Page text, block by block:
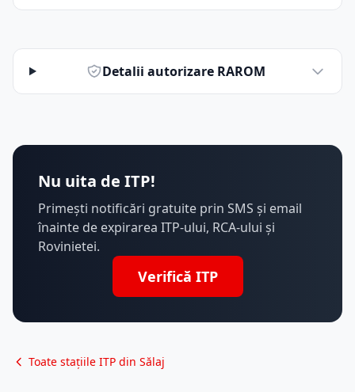
Detalii autorizare RAROM
Nu uita de ITP!
Primești notificări gratuite prin SMS și email
înainte de expirarea ITP-ului, RCA-ului și
Rovinietei.
Verifică ITP
Toate stațiile ITP din Sălaj